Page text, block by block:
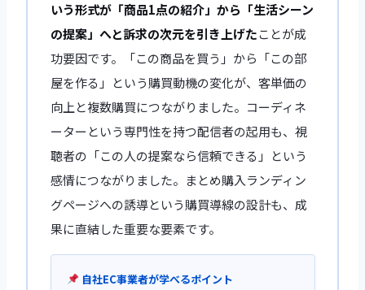
いう形式が「商品1点の紹介」から「生活シーン
の提案」へと訴求の次元を引き上げたことが成
功要因です。「この商品を買う」から「この部
屋を作る」という購買動機の変化が、客単価の
向上と複数購買につながりました。コーディネ
ーターという専門性を持つ配信者の起用も、視
聴者の「この人の提案なら信頼できる」という
感情につながりました。まとめ購入ランディン
グページへの誘導という購買導線の設計も、成
果に直結した重要な要素です。
自社EC事業者が学べるポイント